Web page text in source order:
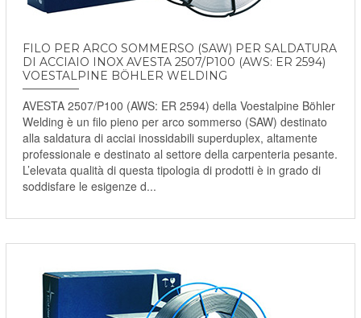
FILO PER ARCO SOMMERSO (SAW) PER SALDATURA
DI ACCIAIO INOX AVESTA 2507/P100 (AWS: ER 2594)
VOESTALPINE BÖHLER WELDING
AVESTA 2507/P100 (AWS: ER 2594) della Voestalpine Böhler
Welding è un filo pieno per arco sommerso (SAW) destinato
alla saldatura di acciai inossidabili superduplex, altamente
professionale e destinato al settore della carpenteria pesante.
L’elevata qualità di questa tipologia di prodotti è in grado di
soddisfare le esigenze d...